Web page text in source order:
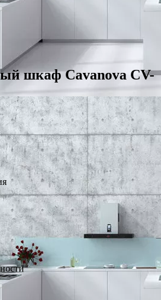
шкаф Cavanova CV-